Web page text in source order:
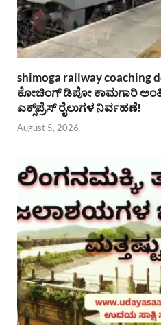
shimoga railway coaching
ಕೋಚಿಂಗ್ ಡಿಪೋ ಕಾಮಗಾರಿ
ಎಕ್ಸ್‌ಪ್ರೆಸ್ ರೈಲುಗಳ ನಿರ್ವಹಣೆ!
August 5, 2026